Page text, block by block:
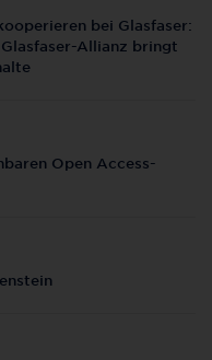
bei Glasfaser:
Allianz bringt
Open Access-